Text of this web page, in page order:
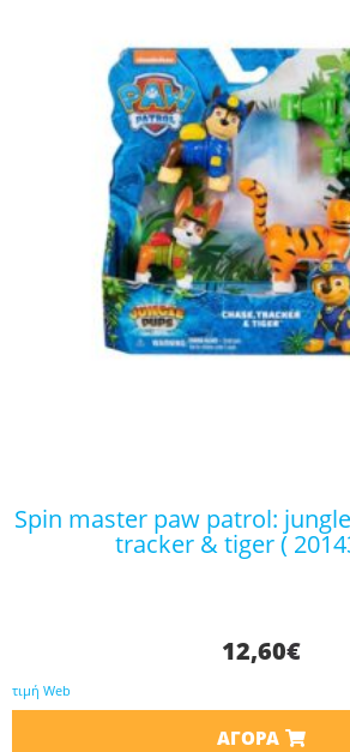
spin master paw patrol: jungle pups – chase,
tracker & tiger (
12,60€
τιμή Web
ΑΓΟΡΆ